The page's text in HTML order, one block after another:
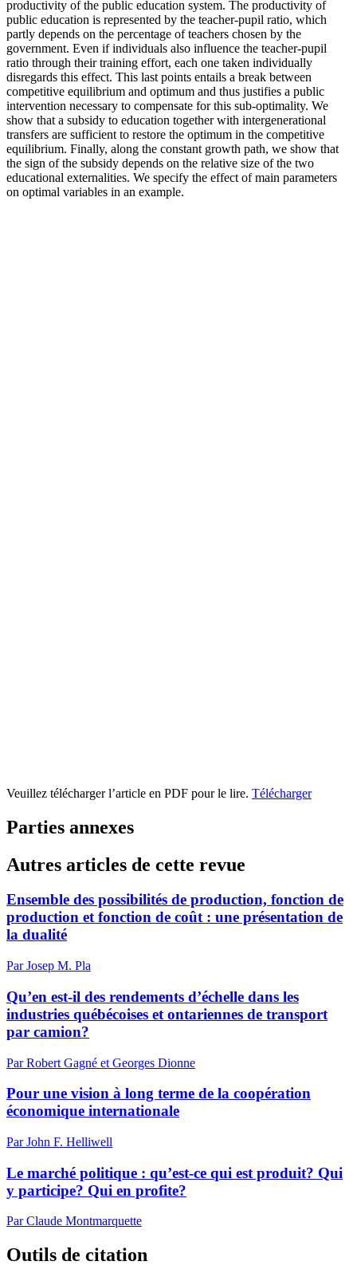
productivity of the public education system. The productivity of
public education is represented by the teacher-pupil ratio, which
partly depends on the percentage of teachers chosen by the
government. Even if individuals also influence the teacher-pupil
ratio through their training effort, each one taken individually
disregards this effect. This last points entails a break between
competitive equilibrium and optimum and thus justifies a public
intervention necessary to compensate for this sub-optimality. We
show that a subsidy to education together with intergenerational
transfers are sufficient to restore the optimum in the competitive
equilibrium. Finally, along the constant growth path, we show that
the sign of the subsidy depends on the relative size of the two
educational externalities. We specify the effect of main parameters
on optimal variables in an example.
Veuillez télécharger l’article en PDF pour le lire. Télécharger
Parties annexes
Autres articles de cette revue
Ensemble des possibilités de production, fonction de
production et fonction de coût : une présentation de
la dualité
Par Josep M. Pla
Qu’en est-il des rendements d’échelle dans les
industries québécoises et ontariennes de transport
par camion?
Par Robert Gagné et Georges Dionne
Pour une vision à long terme de la coopération
économique internationale
Par John F. Helliwell
Le marché politique : qu’est-ce qui est produit? Qui
y participe? Qui en profite?
Par Claude Montmarquette
Outils de citation